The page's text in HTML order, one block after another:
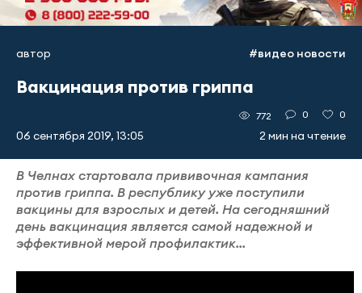
автор #видео новости
Вакцинация против гриппа
06 сентября 2019, 13:05
772 0 0
2 мин на чтение
В Челнах стартовала прививочная кампания
против гриппа. В республику уже поступили
вакцины для взрослых и детей. На сегодняшний
день вакцинация является самой надежной и
эффективной мерой профилактик...